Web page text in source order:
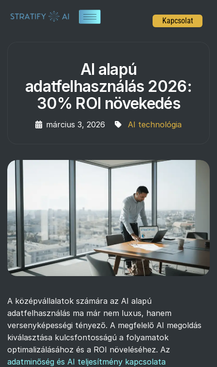
Kapcsolat
AI alapú
adatfelhasználás 2026:
30% ROI növekedés
március 3, 2026 AI technológia
A középvállalatok számára az AI alapú
adatfelhasználás ma már nem luxus, hanem
versenyképességi tényező. A megfelelő AI megoldás
kiválasztása kulcsfontosságú a folyamatok
optimalizálásához és a ROI növeléséhez. Az
adatminőség és AI teljesítmény kapcsolata